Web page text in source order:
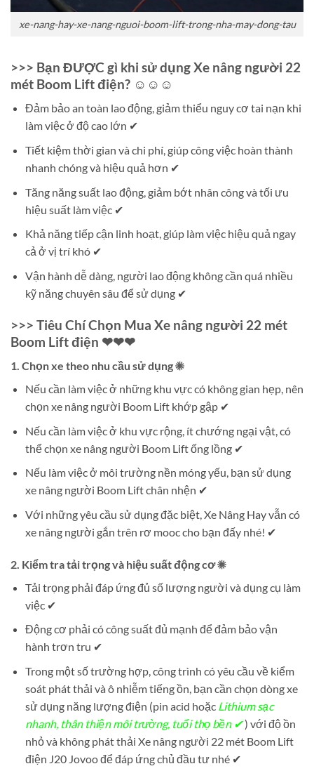
xe-nang-hay-xe-nang-nguoi-boom-lift-trong-nha-may-dong-tau
>>> Bạn ĐƯỢC gì khi sử dụng Xe nâng người 22
mét Boom Lift điện? ☺☺☺
Đảm bảo an toàn lao động, giảm thiểu nguy cơ tai nạn khi
làm việc ở độ cao lớn ✔
Tiết kiệm thời gian và chi phí, giúp công việc hoàn thành
nhanh chóng và hiệu quả hơn ✔
Tăng năng suất lao động, giảm bớt nhân công và tối ưu
hiệu suất làm việc ✔
Khả năng tiếp cận linh hoạt, giúp làm việc hiệu quả ngay
cả ở vị trí khó ✔
Vận hành dễ dàng, người lao động không cần quá nhiều
kỹ năng chuyên sâu để sử dụng ✔
>>> Tiêu Chí Chọn Mua Xe nâng người 22 mét
Boom Lift điện ❤❤❤
1. Chọn xe theo nhu cầu sử dụng ☀
Nếu cần làm việc ở những khu vực có không gian hẹp, nên
chọn xe nâng người Boom Lift khớp gập ✔
Nếu cần làm việc ở khu vực rộng, ít chướng ngại vật, có
thể chọn xe nâng người Boom Lift ống lồng ✔
Nếu làm việc ở môi trường nền móng yếu, bạn sử dụng
xe nâng người Boom Lift chân nhện ✔
Với những yêu cầu sử dụng đặc biệt, Xe Nâng Hay vẫn có
xe nâng người gắn trên rơ mooc cho bạn đấy nhé! ✔
2. Kiểm tra tải trọng và hiệu suất động cơ ☀
Tải trọng phải đáp ứng đủ số lượng người và dụng cụ làm
việc ✔
Động cơ phải có công suất đủ mạnh để đảm bảo vận
hành trơn tru ✔
Trong một số trường hợp, công trình có yêu cầu về kiểm
soát phát thải và ô nhiễm tiếng ồn, bạn cần chọn dòng xe
sử dụng năng lượng điện (pin acid hoặc Lithium sạc
nhanh, thân thiện môi trường, tuổi thọ bền ✔) với độ ồn
nhỏ và không phát thải Xe nâng người 22 mét Boom Lift
điện J20 Jovoo để đáp ứng chủ đầu tư nhé ✔